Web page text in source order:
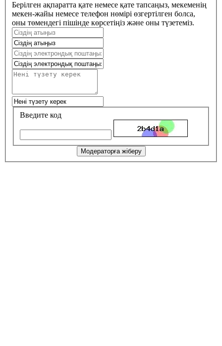
Берілген ақпаратта қате немесе қате тапсаңыз, мекеменің
мекен-жайы немесе телефон нөмірі өзгертілген болса,
оны төмендегі пішінде көрсетіңіз және оны түзетеміз.
Введите код
Модераторға жіберу